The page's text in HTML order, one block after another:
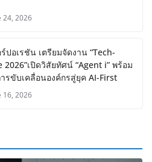
24, 2026
ร์ปอเรชัน เตรียมจัดงาน “Tech-
2026”เปิดวิสัยทัศน์ “Agent i” พร้อม
รขับเคลื่อนองค์กรสู่ยุค AI-First
16, 2026